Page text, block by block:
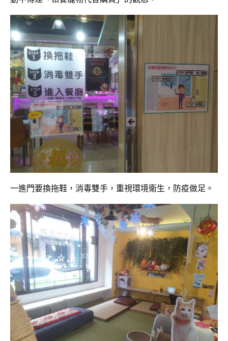
一進門要換拖鞋，消毒雙手，重視環境衛生，防疫做足。